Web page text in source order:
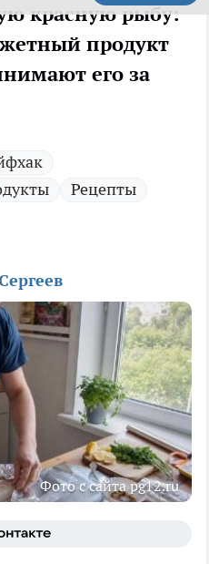
красную рыбу:
продукт
его за
Рецепты
Фото с сайта pg12.ru